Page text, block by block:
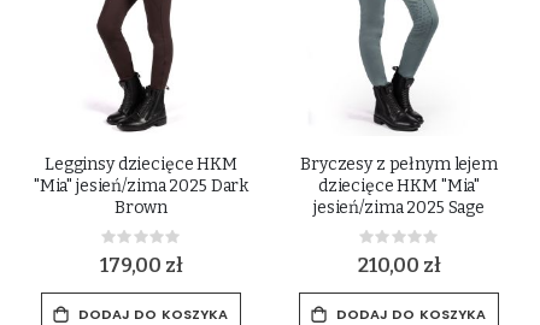
Legginsy dziecięce HKM
"Mia" jesień/zima 2025 Dark
Brown
Rating:
0%
179,00 zł
DODAJ DO KOSZYKA
Bryczesy z pełnym lejem
dziecięce HKM "Mia"
jesień/zima 2025 Sage
Rating:
0%
210,00 zł
DODAJ DO KOSZYKA